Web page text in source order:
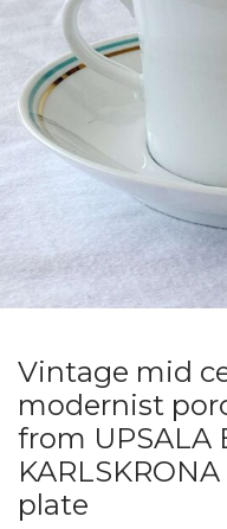
Vintage mid
modernist
from UPSALA
plate